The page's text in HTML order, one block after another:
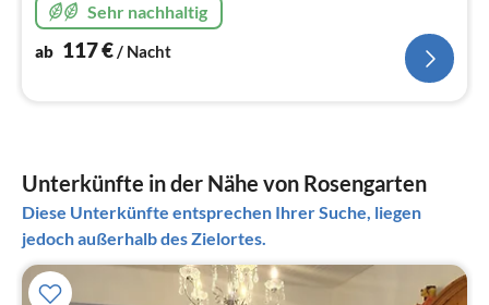
Sehr nachhaltig
ab 117€/ Nacht
Unterkünfte in der Nähe von Rosengarten
Diese Unterkünfte entsprechen Ihrer Suche, liegen
jedoch außerhalb des Zielortes.